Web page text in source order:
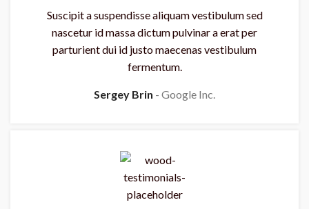
Suscipit a suspendisse aliquam vestibulum sed
nascetur id massa dictum pulvinar a erat per
parturient dui id justo maecenas vestibulum
fermentum.
Sergey Brin Google Inc.